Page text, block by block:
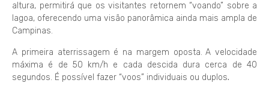
altura, permitirá que os visitantes retornem “voando” sobre a
lagoa, oferecendo uma visão panorâmica ainda mais ampla de
Campinas.
A primeira aterrissagem é na margem oposta. A velocidade
máxima é de 50 km/h e cada descida dura cerca de 40
segundos. É possível fazer “voos” individuais ou duplos.